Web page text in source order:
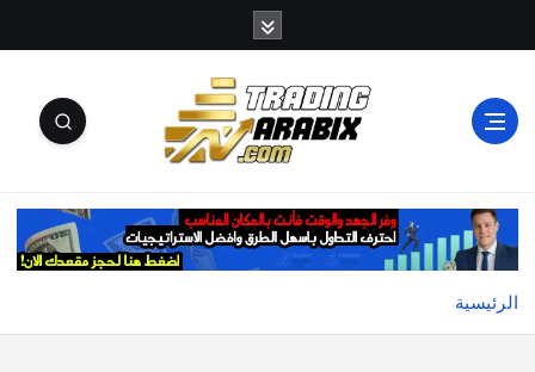
م
والكريبتو
الرئيسية